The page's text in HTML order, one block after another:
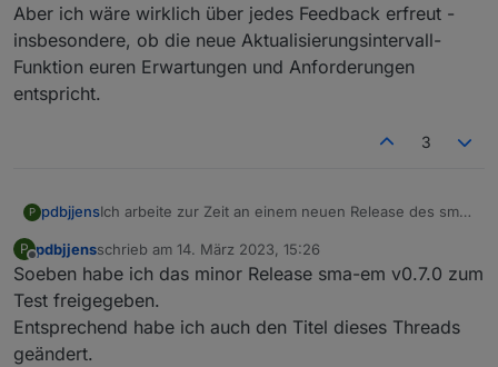
Aber ich wäre wirklich über jedes Feedback erfreut -
insbesondere, ob die neue Aktualisierungsintervall-
Funktion euren Erwartungen und Anforderungen
entspricht.
3
P pdbjjensIch arbeite zur Zeit an einem neuen Release des sma-
Insbesondere die schon lange überfällige
Verringerung der Systemlast durch den sma-em soll
hierbei durch einstellbare Aktualisierungsintervalle für
Realzeitdaten (wie z.B. Momentanleistung) und Nicht-
Realzeitdaten (wie z.B. Zähler) realisiert werden.
P
Offline
pdbjjensschrieb am 14. März 2023, 15:26
zuletzt editiert von
Soeben habe ich das minor Release sma-em v0.7.0 zum
Test freigegeben.
Entsprechend habe ich auch den Titel dieses Threads
geändert.